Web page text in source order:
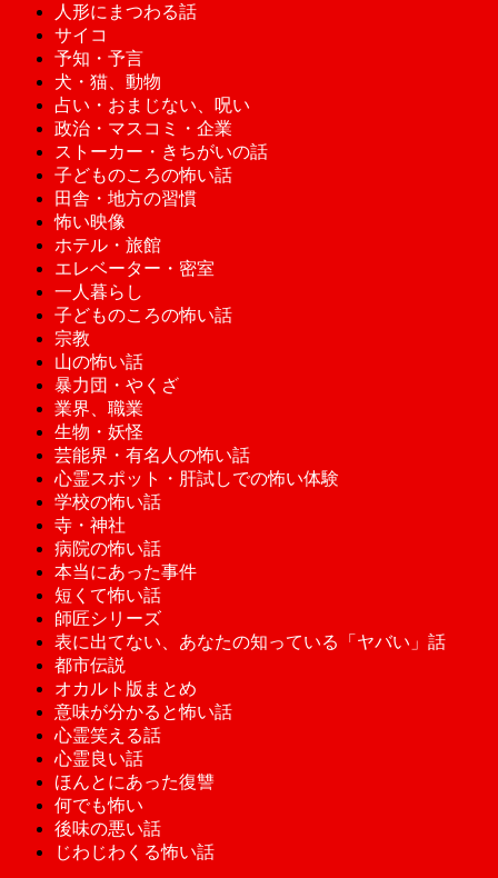
人形にまつわる話
サイコ
予知・予言
犬・猫、動物
占い・おまじない、呪い
政治・マスコミ・企業
ストーカー・きちがいの話
子どものころの怖い話
田舎・地方の習慣
怖い映像
ホテル・旅館
エレベーター・密室
一人暮らし
子どものころの怖い話
宗教
山の怖い話
暴力団・やくざ
業界、職業
生物・妖怪
芸能界・有名人の怖い話
心霊スポット・肝試しでの怖い体験
学校の怖い話
寺・神社
病院の怖い話
本当にあった事件
短くて怖い話
師匠シリーズ
表に出てない、あなたの知っている「ヤバい」話
都市伝説
オカルト版まとめ
意味が分かると怖い話
心霊笑える話
心霊良い話
ほんとにあった復讐
何でも怖い
後味の悪い話
じわじわくる怖い話